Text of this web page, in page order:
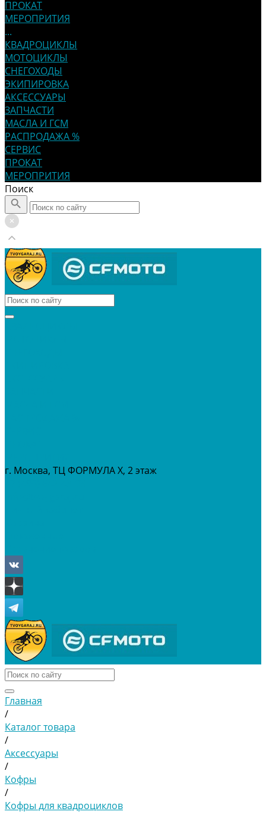
ПРОКАТ
МЕРОПРИТИЯ
...
КВАДРОЦИКЛЫ
МОТОЦИКЛЫ
СНЕГОХОДЫ
ЭКИПИРОВКА
АКСЕССУАРЫ
ЗАПЧАСТИ
МАСЛА И ГСМ
РАСПРОДАЖА %
СЕРВИС
ПРОКАТ
МЕРОПРИТИЯ
Поиск
г. Москва, ТЦ ФОРМУЛА Х, 2 этаж
Главная
/
Каталог товара
/
Аксессуары
/
Кофры
/
Кофры для квадроциклов